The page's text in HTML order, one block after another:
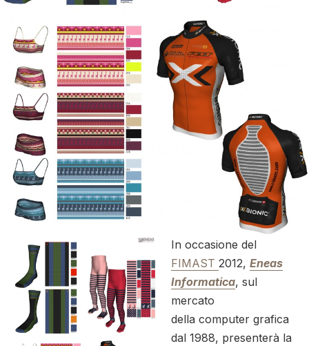
In occasione del
FIMAST 2012, Eneas
Informatica, sul
mercato
della computer grafica
dal 1988, presenterà la